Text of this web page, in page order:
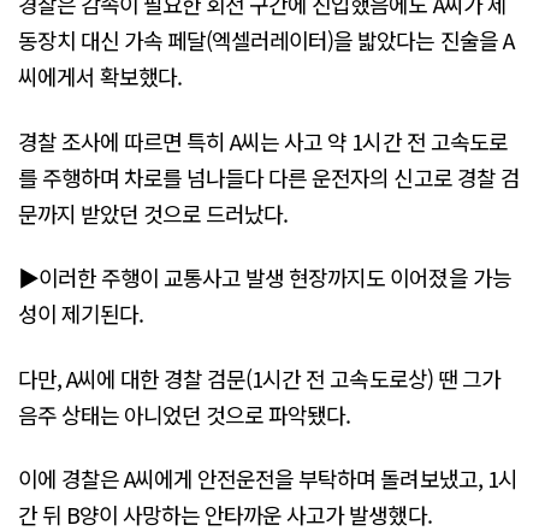
동장치 대신 가속 페달(엑셀러레이터)을 밟았다는 진술을 A
씨에게서 확보했다.
경찰 조사에 따르면 특히 A씨는 사고 약 1시간 전 고속도로
를 주행하며 차로를 넘나들다 다른 운전자의 신고로 경찰 검
문까지 받았던 것으로 드러났다.
▶이러한 주행이 교통사고 발생 현장까지도 이어졌을 가능
성이 제기된다.
다만, A씨에 대한 경찰 검문(1시간 전 고속도로상) 땐 그가
음주 상태는 아니었던 것으로 파악됐다.
이에 경찰은 A씨에게 안전운전을 부탁하며 돌려보냈고, 1시
간 뒤 B양이 사망하는 안타까운 사고가 발생했다.